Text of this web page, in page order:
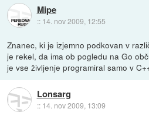
Mipe
:: 14. nov 2009, 12:55
Znanec, ki je izjemno podkovan v
je rekel, da ima ob pogledu na Go
je vse življenje programiral samo v
Lonsarg
:: 14. nov 2009, 13:09